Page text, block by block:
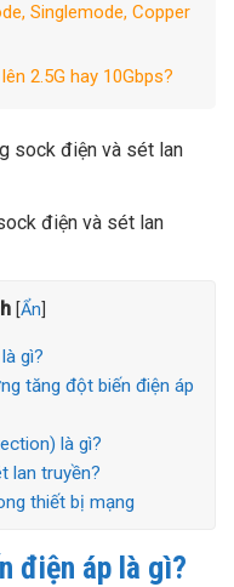
Singlemode, Copper
2.5G hay 10Gbps?
điện và sét lan
[Ẩn
gì?
tăng đột biến điện áp
là gì?
lan truyền?
thiết bị mạng
điện áp là gì?